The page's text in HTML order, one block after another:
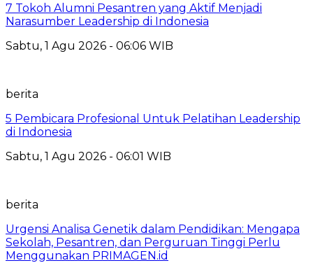
7 Tokoh Alumni Pesantren yang Aktif Menjadi
Narasumber Leadership di Indonesia
Sabtu, 1 Agu 2026 - 06:06 WIB
berita
5 Pembicara Profesional Untuk Pelatihan Leadership
di Indonesia
Sabtu, 1 Agu 2026 - 06:01 WIB
berita
Urgensi Analisa Genetik dalam Pendidikan: Mengapa
Sekolah, Pesantren, dan Perguruan Tinggi Perlu
Menggunakan PRIMAGEN.id